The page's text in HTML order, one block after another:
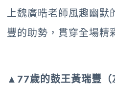
上魏廣晧老師風趣幽默
豐的助勢，貫穿全場精
▲ 77歲的鼓王黃瑞豐